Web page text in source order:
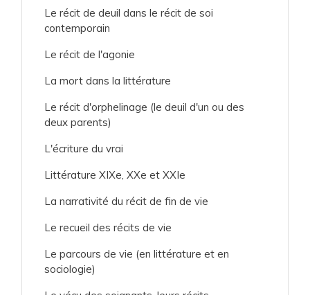
Le récit de deuil dans le récit de soi
contemporain
Le récit de l'agonie
La mort dans la littérature
Le récit d'orphelinage (le deuil d'un ou des
deux parents)
L'écriture du vrai
Littérature XIXe, XXe et XXIe
La narrativité du récit de fin de vie
Le recueil des récits de vie
Le parcours de vie (en littérature et en
sociologie)